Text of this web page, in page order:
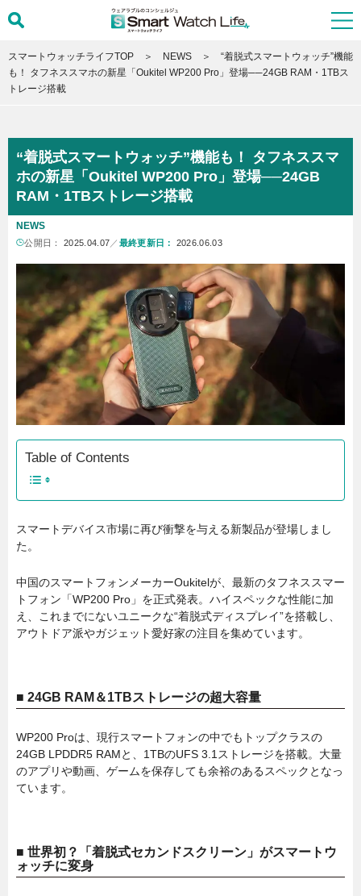
スマートウォッチライフTOP NEWS
“着脱式スマートウォッチ”機能
も！ タフネススマホの新星「Oukitel WP200 Pro」登場──24GB RAM・1TBス
トレージ搭載
“着脱式スマートウォッチ”機能も！ タフネススマ
ホの新星「Oukitel WP200 Pro」登場──24GB
RAM・1TBストレージ搭載
NEWS
公開日： 2025.04.07 ／ 最終更新日： 2026.06.03
Table of Contents
スマートデバイス市場に再び衝撃を与える新製品が登場しまし
た。
中国のスマートフォンメーカーOukitelが、最新のタフネススマー
トフォン「WP200 Pro」を正式発表。ハイスペックな性能に加
え、これまでにないユニークな“着脱式ディスプレイ”を搭載し、
アウトドア派やガジェット愛好家の注目を集めています。
■ 24GB RAM＆1TBストレージの超大容量
WP200 Proは、現行スマートフォンの中でもトップクラスの
24GB LPDDR5 RAMと、1TBのUFS 3.1ストレージを搭載。大量
のアプリや動画、ゲームを保存しても余裕のあるスペックとなっ
ています。
■ 世界初？「着脱式セカンドスクリーン」がスマートウ
ォッチに変身